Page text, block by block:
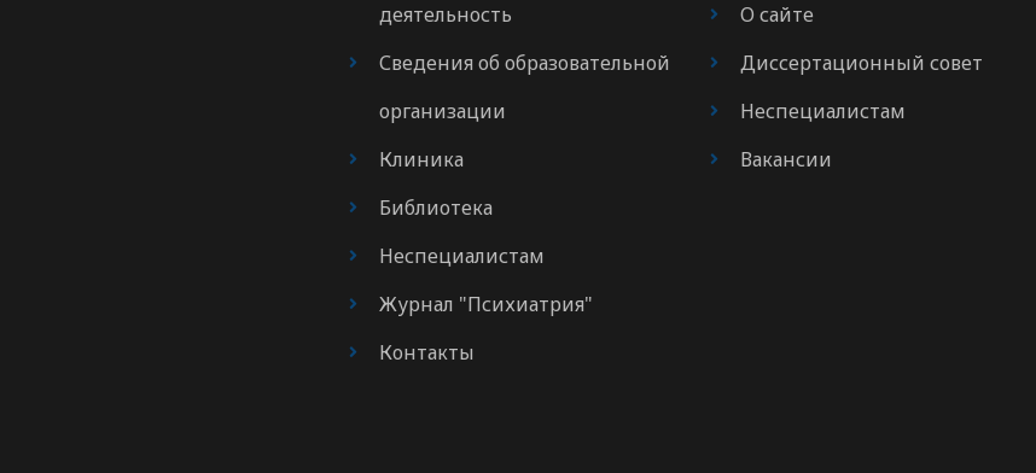
деятельность
Сведения об образовательной
организации
Клиника
Библиотека
Неспециалистам
Журнал "Психиатрия"
Контакты
О сайте
Диссертационный совет
Неспециалистам
Вакансии